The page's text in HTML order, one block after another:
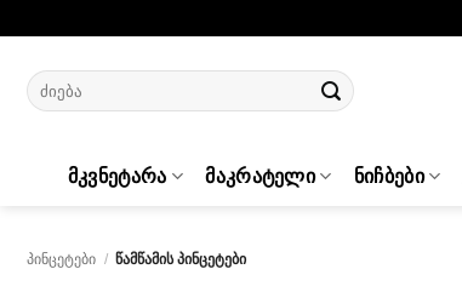
content
Search
for:
ᲛᲙᲕᲜᲔᲢᲐᲠᲐ ᲛᲐᲙᲠᲐᲢᲔᲚᲘ ᲜᲘᲩᲑᲔᲑᲘ
ᲞᲘᲜᲪᲔᲢᲔᲑᲘ / ᲬᲐᲛᲬᲐᲛᲘᲡ ᲞᲘᲜᲪᲔᲢᲔᲑᲘ